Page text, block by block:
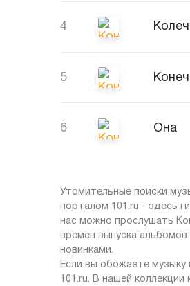
4
5
6 Она
Утомительные поиски
порталом 101.ru - здесь
нас можно прослушать
времен выпуска
новинками.
Если вы обожаете
101.ru. В нашей